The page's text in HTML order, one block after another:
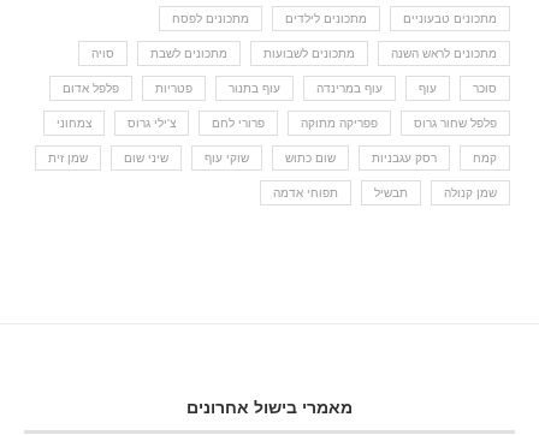
מתכונים טבעוניים מתכונים לילדים מתכונים לפסח
מתכונים לראש השנה מתכונים לשבועות מתכונים לשבת סויה
סוכר עוף עוף במרינדה עוף בתנור פטריות פלפל אדום
פלפל שחור גרוס פפריקה מתוקה פרורי לחם צ'ילי גרוס צמחוני
קמח רסק עגבניות שום כתוש שוקי עוף שיני שום שמן זית
שמן קנולה תבשיל תפוחי אדמה
מאמרי בישול אחרונים